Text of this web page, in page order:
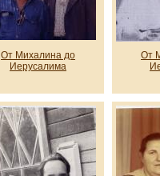
От Михалина до
Иерусалима
От